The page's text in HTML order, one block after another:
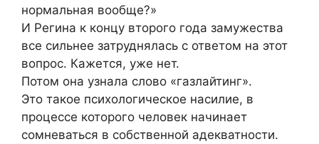
нормальная вообще?»
И Регина к концу второго года замужества
все сильнее затруднялась с ответом на этот
вопрос. Кажется, уже нет.
Потом она узнала слово «газлайтинг».
Это такое психологическое насилие, в
процессе которого человек начинает
сомневаться в собственной адекватности.